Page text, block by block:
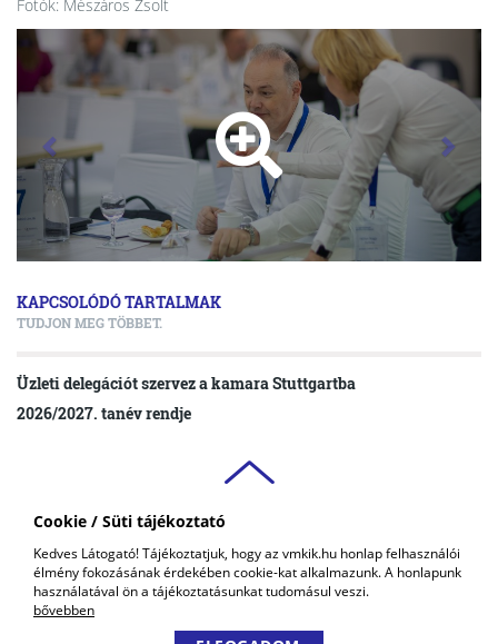
Cookie / Süti tájékoztató
Kedves Látogató! Tájékoztatjuk, hogy az vmkik.hu honlap felhasználói
élmény fokozásának érdekében cookie-kat alkalmazunk. A honlapunk
használatával ön a tájékoztatásunkat tudomásul veszi.
bővebben
Fotók: Mészáros Zsolt
KAPCSOLÓDÓ TARTALMAK
TUDJON MEG TÖBBET.
Üzleti delegációt szervez a kamara Stuttgartba
2026/2027. tanév rendje
VAS VÁRMEGYEI
KERESKEDELMI ÉS IPARKAMARA
COPYRIGHT © 2018 - 2026 VMKIK. |
ALL RIGHTS RESERVED! DESIGNED &
POWERED BY
POSITIVE ADAMSKY